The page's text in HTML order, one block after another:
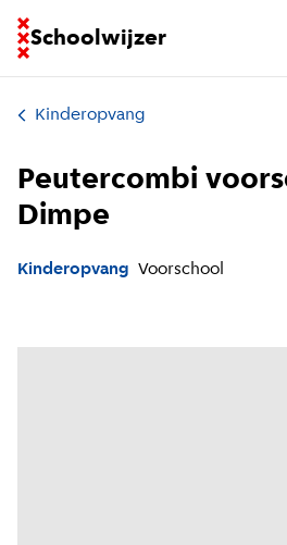
Schoolwijzer
Ga naar homepage van
Kinderopvang
Peutercombi
Dimpe
Kinderopvang Voorschool